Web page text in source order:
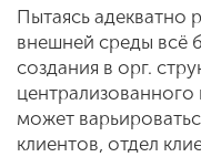
Пытаясь адекватно
внешней среды всё
создания в орг.
централизованного
может
клиентов, отдел